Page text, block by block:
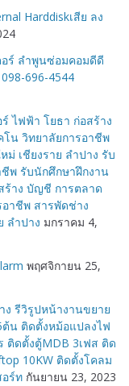
Harddiskเสีย ลง
ร์ ลำพูนซ่อมคอมดีดี
696-4544
ไฟฟ้า โยธา ก่อสร้าง
น วิทยาลัยการอาชีพ
เชียงราย ลำปาง รับ
พ รับนักศึกษาฝึกงาน
ร้าง บัญชี การตลาด
าชีพ สารพัดช่าง
ลำปาง มกราคม 4,
พฤศจิกายน 25,
ง รีวิรูปหน้างานขยาย
ต้น ติดตั้งหม้อแปลงไฟ
ติดตั้งตู้MDB 3เฟส ติด
10KW ติดตั้งโคลม
ร์ท กันยายน 23, 2023